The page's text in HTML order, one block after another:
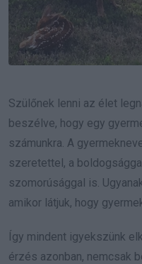
Szülőnek lenni az élet
beszélve, hogy egy
számunkra. A
szeretettel, a
szomorúsággal is.
amikor látjuk, hogy
Így mindent igyekszünk
érzés azonban, nemcsak